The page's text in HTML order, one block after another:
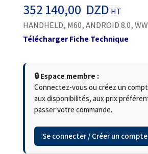
352 140,00 DZD HT
HANDHELD, M60, ANDROID 8.0, WW
Télécharger Fiche Technique
🔒 Espace membre :
Connectez-vous ou créez un
aux disponibilités, aux prix
passer votre commande.
Se connecter / Créer un compte